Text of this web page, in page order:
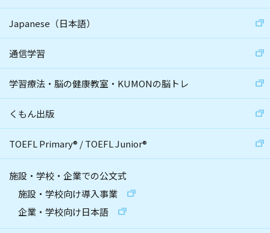
Japanese（日本語）
通信学習
学習療法・脳の健康教室・KUMONの脳トレ
くもん出版
TOEFL Primary® /TOEFL Junior®
施設・学校・企業での公文式
施設・学校向け導入事業
企業・学校向け日本語